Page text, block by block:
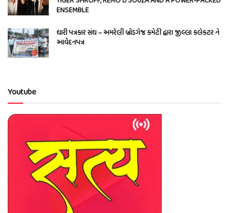
ENSEMBLE
ધારી પત્રકાર સંઘ – અમરેલી બ્રોડગેજ કમેટી દ્વારા જીલ્લા કલેકટર ને
આવેદનપત્ર
Youtube